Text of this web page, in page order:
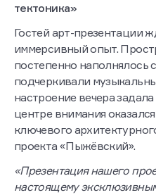
тектоника»
Гостей арт-презентации
иммерсивный опыт.
постепенно наполнялось
подчеркивали
настроение вечера
центре внимания
ключевого
проекта «Пыжёвский».
«Презентация нашего
настоящему